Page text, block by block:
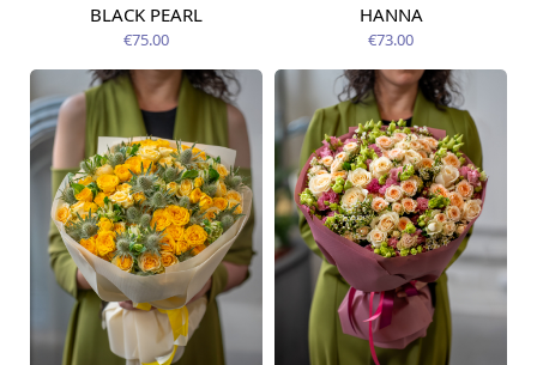
Pieejams šodien
BLACK PEARL
€75.00
Pieejama no
HANNA
€73.00